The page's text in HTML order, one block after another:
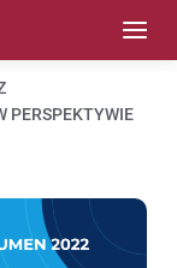
PERSPEKTYWIE